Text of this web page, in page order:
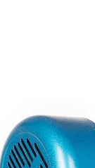
для общепита
мебель